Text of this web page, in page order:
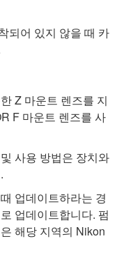
되어 있지 않을 때 카
Z 마운트 렌즈를 지
F 마운트 렌즈를 사
사용 방법은 장치와
업데이트하라는 경
업데이트합니다. 펌
해당 지역의 Nikon